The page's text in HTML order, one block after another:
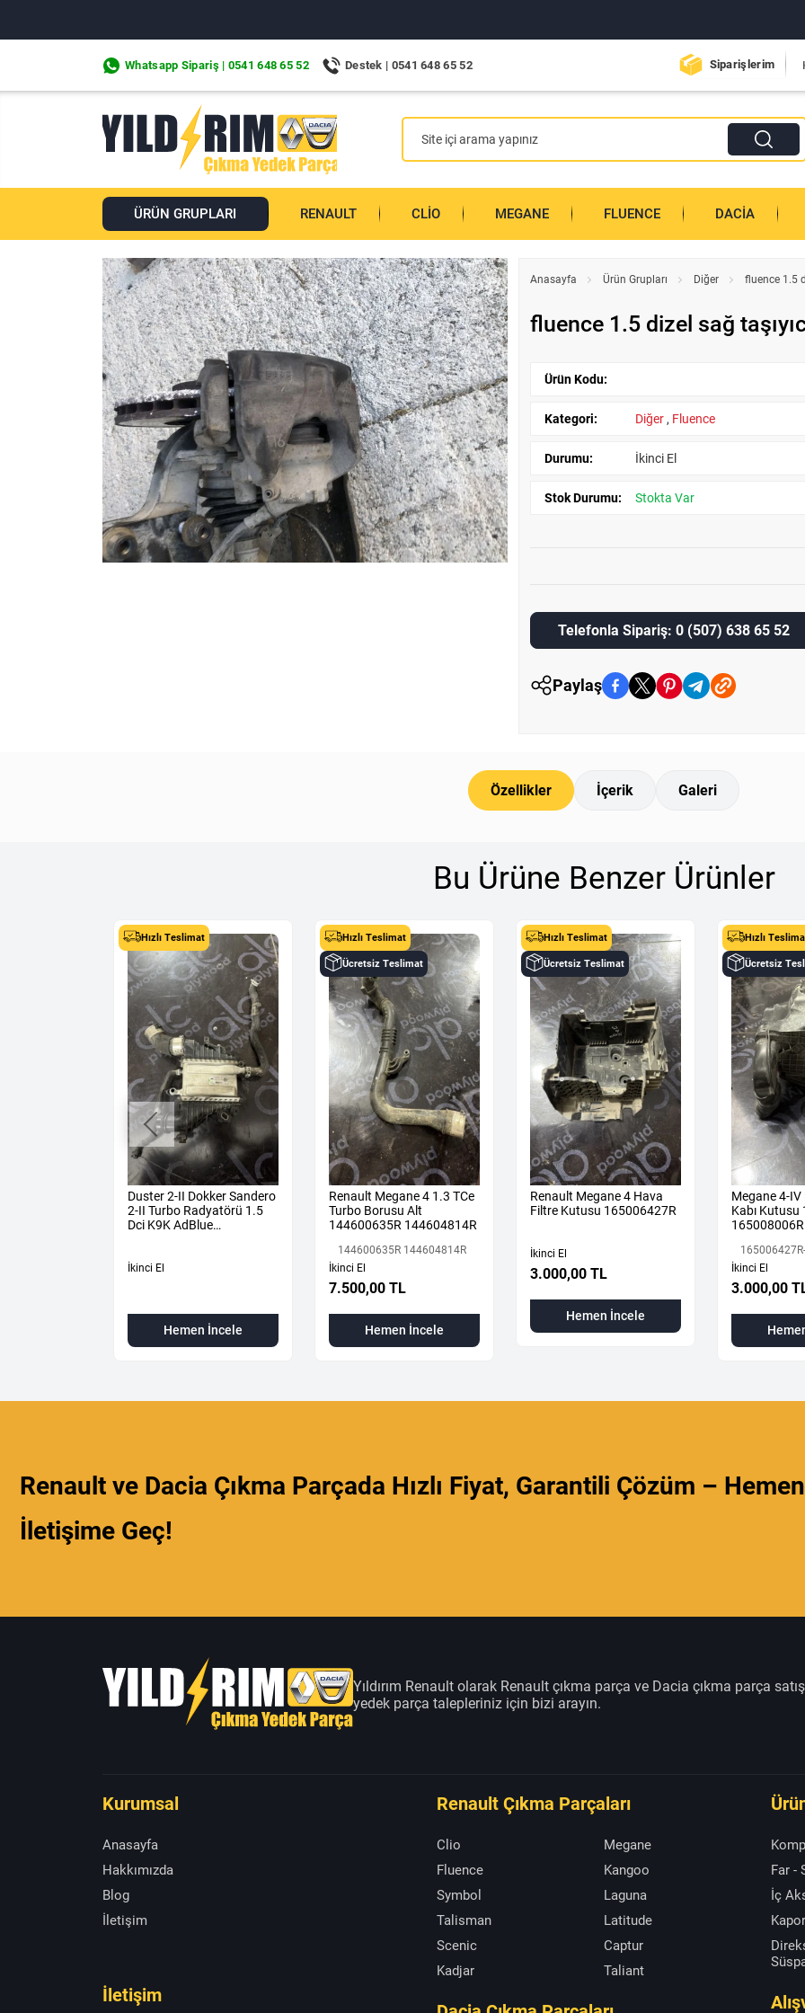
Whatsapp Sipariş | 0541 648 65 52 Destek | 0541 648 65 52 Siparişlerim
ÜRÜN GRUPLARI RENAULT CLIO MEGANE FLUENCE DACIA
Anasayfa Ürün Grupları Diğer fluence 1.5
fluence 1.5 dizel sağ
Ürün Kodu:
Kategori: Diğer , Fluence
Durumu: İkinci El
Stok Durumu: Stokta Var
Telefonla Sipariş: 0 (507) 638 65 52
Paylaş
Özellikler İçerik Galeri
Bu Ürüne Benzer Ürünler
Hızlı Teslimat
Duster 2-II Dokker Sandero
2-II Turbo Radyatörü 1.5
Dci K9K AdBlue
İkinci El
Hemen İncele
Hızlı Teslimat
Ücretsiz Teslimat
Renault Megane 4 1.3 TCe
Turbo Borusu Alt
144600635R 144604814R
144600635R 144604814R
İkinci El
7.500,00 TL
Hemen İncele
Hızlı Teslimat
Ücretsiz Teslimat
Renault Megane 4 Hava
Filtre Kutusu 165006427R
İkinci El
3.000,00 TL
Hemen İncele
Hızlı
Ücretsiz
Megane 4-
Kabı
165008006R
İkinci El
3.000,00
Renault ve Dacia Çıkma Parçada Hızlı Fiyat, Garantili Çözüm – Hemen
İletişime Geç!
Yıldırım Renault olarak Renault çıkma parça ve Dacia çıkma parça
yedek parça talepleriniz için bizi arayın.
Kurumsal
Anasayfa
Hakkımızda
Blog
İletişim
İletişim
Renault Çıkma Parçaları
Clio
Megane
Fluence
Kangoo
Symbol
Laguna
Talisman
Latitude
Scenic
Captur
Kadjar
Taliant
Far -
İç